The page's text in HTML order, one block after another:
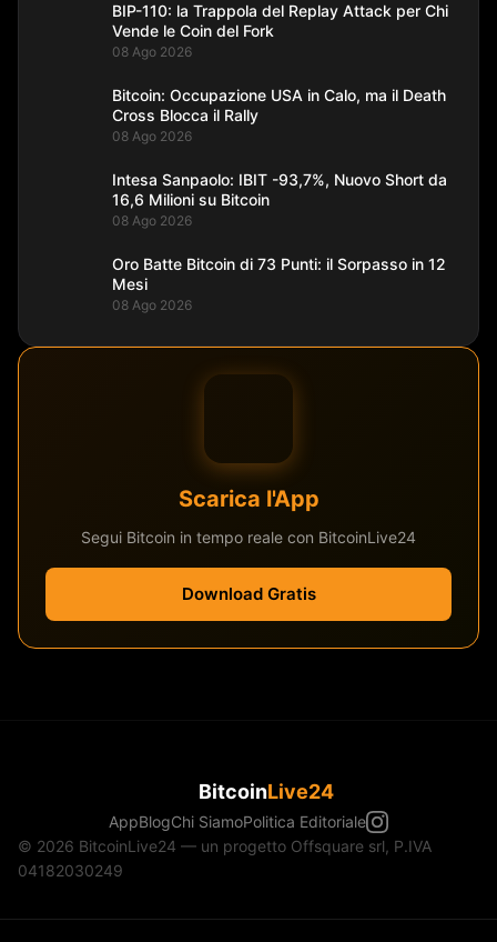
BIP-110: la Trappola del Replay Attack per Chi
Vende le Coin del Fork
08 Ago 2026
Bitcoin: Occupazione USA in Calo, ma il Death
Cross Blocca il Rally
08 Ago 2026
Intesa Sanpaolo: IBIT -93,7%, Nuovo Short da
16,6 Milioni su Bitcoin
08 Ago 2026
Oro Batte Bitcoin di 73 Punti: il Sorpasso in 12
Mesi
08 Ago 2026
Scarica l'App
Segui Bitcoin in tempo reale con BitcoinLive24
Download Gratis
BitcoinLive24
AppBlogChi SiamoPolitica Editoriale
© 2026 BitcoinLive24 — un progetto Offsquare srl, P.IVA
04182030249